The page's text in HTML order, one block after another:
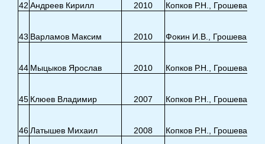
42 Андреев Кирилл 2010 Копков Р.Н., Грошева Е.Э.
43 Варламов Максим 2010 Фокин И.В., Грошева Е.Э.
44 Мыцыков Ярослав 2010 Копков Р.Н., Грошева Е.Э.
45 Клюев Владимир 2007 Копков Р.Н., Грошева Е.Э.
46Латышев Михаил 2008 Копков Р.Н., Грошева Е.Э.